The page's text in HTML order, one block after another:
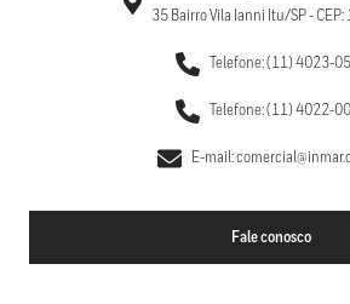
35 Bairro Vila Ianni Itu/SP -
Telefone: (11) 4023-
Telefone: (11) 4022-
E-mail:
Fale conosco